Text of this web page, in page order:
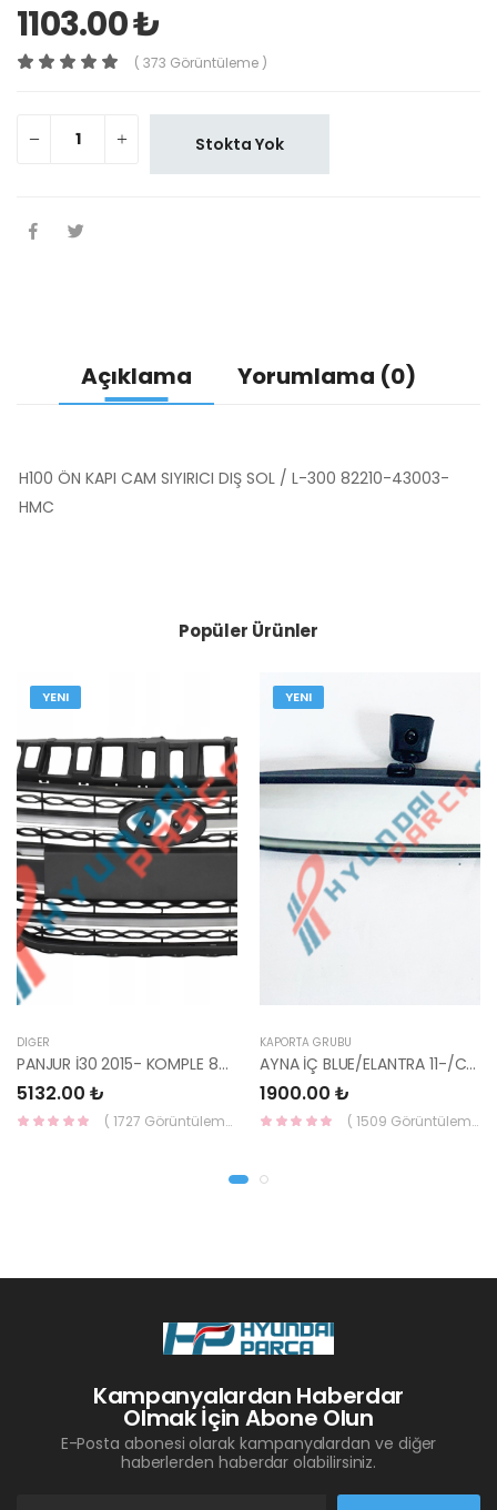
1103.00 ₺
( 373 Görüntüleme )
Stokta Yok
Açıklama Yorumlama (0)
H100 ÖN KAPI CAM SIYIRICI DIŞ SOL / L-300 82210-43003-
HMC
Popüler Ürünler
YENI
DIĞER
PANJUR İ30 2015- KOMPLE 86350-A6800-YS
5132.00 ₺
( 1727 Görüntüleme )
YENI
KAPORTA GRUBU
AYNA İÇ BLUE/ELANTRA 11-/CEED 10-/RİO 12-/SPORTAGE 11- 85101-3X100-HMC
1900.00 ₺
( 1509 Görüntüleme )
Kampanyalardan Haberdar
Olmak İçin Abone Olun
E-Posta abonesi olarak kampanyalardan ve diğer
haberlerden haberdar olabilirsiniz.